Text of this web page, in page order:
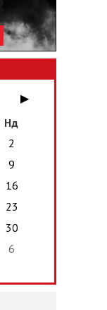
▶
Нд
2
9
16
23
30
6